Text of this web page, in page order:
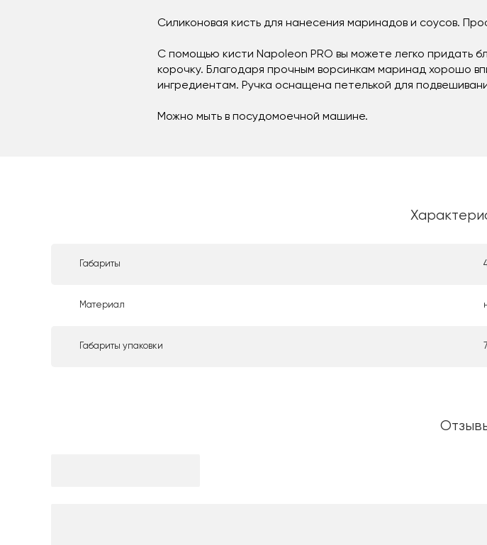
Силиконовая кисть для нанесения маринадов и соусов.
С помощью кисти Napoleon PRO вы можете легко придать
корочку. Благодаря прочным ворсинкам маринад хорошо
ингредиентам. Ручка оснащена петелькой для
Можно мыть в посудомоечной машине.
Габариты
Материал
Габариты упаковки